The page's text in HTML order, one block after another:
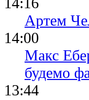
Артем
14:00
Макс
будемо
13:44